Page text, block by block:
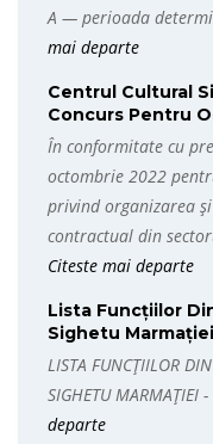
A — perioada
mai departe
Centrul Cultural
Concurs Pentru
În conformitate cu
octombrie 2022
privind organizarea
contractual din
Citeste mai departe
Lista Funcțiilor
Sighetu
LISTA FUNCȚIILOR
SIGHETU MARMAȚIEI
departe